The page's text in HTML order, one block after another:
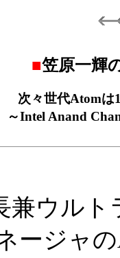
■笠原一輝
次々世代Atomは
～Intel Anand
ウルト
ージャの